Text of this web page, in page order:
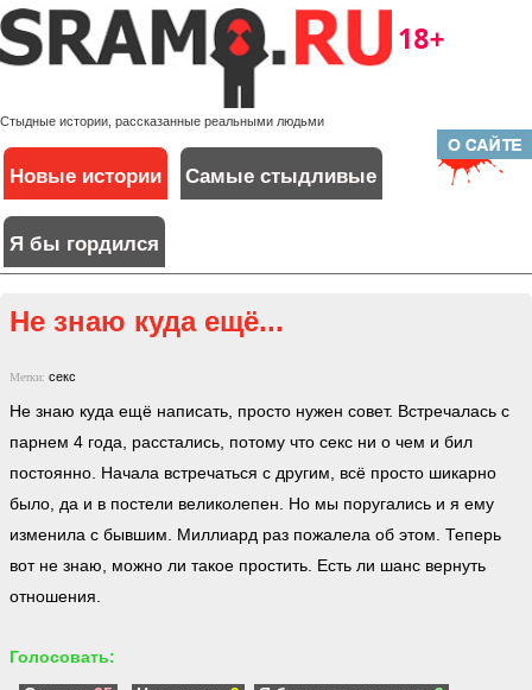
Стыдные истории, рассказанные реальными людьми
Новые истории Самые стыдливые
Я бы гордился
Не знаю куда ещё...
Метки: секс
Не знаю куда ещё написать, просто нужен совет. Встречалась с
парнем 4 года, расстались, потому что секс ни о чем и бил
постоянно. Начала встречаться с другим, всё просто шикарно
было, да и в постели великолепен. Но мы поругались и я ему
изменила с бывшим. Миллиард раз пожалела об этом. Теперь
вот не знаю, можно ли такое простить. Есть ли шанс вернуть
отношения.
Голосовать: